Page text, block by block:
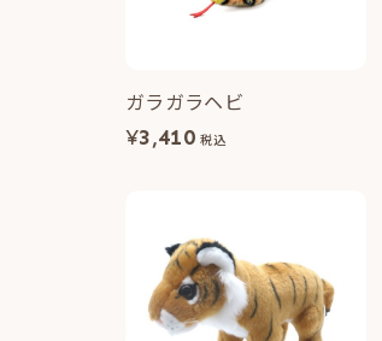
ガラガラヘビ
¥3,410 税込